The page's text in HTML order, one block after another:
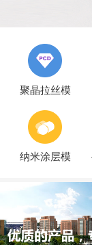
聚晶拉丝模
纳米涂层模